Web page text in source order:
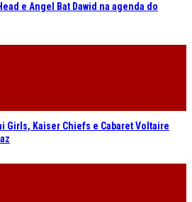
e Angel Bat Dawid na agenda do
Girls, Kaiser Chiefs e Cabaret Voltaire